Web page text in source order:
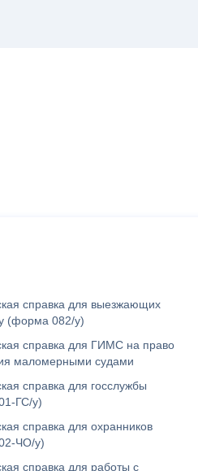
справка для выезжающих
(форма 082/у)
справка для ГИМС на право
маломерными судами
справка для госслужбы
ГС/у)
справка для охранников
ЧО/у)
справка для работы с